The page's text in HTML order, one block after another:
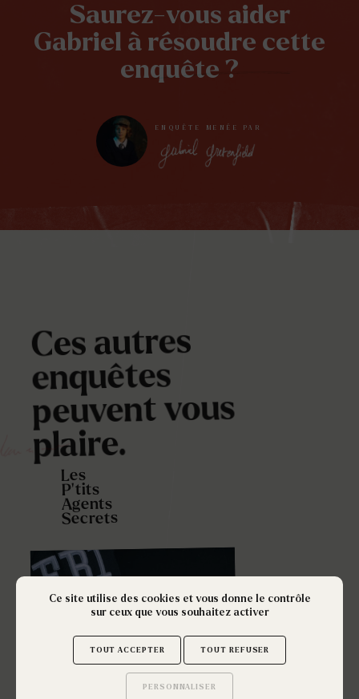
Saurez-vous aider
Gabriel à résoudre cette
enquête ?
ENQUÊTE MENÉE PAR
Ces autres
enquêtes
peuvent vous
plaire.
Les
P’tits
Agents
Secrets
Ce site utilise des cookies et vous donne le contrôle
sur ceux que vous souhaitez activer
TOUT ACCEPTER TOUT REFUSER
PERSONNALISER